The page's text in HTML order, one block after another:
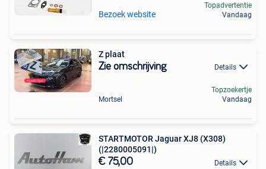
Bezoek website
Topadvertentie
Vandaag
Z plaat
Zie omschrijving Details
Mortsel
Topzoekertje
Vandaag
STARTMOTOR Jaguar XJ8 (X308)
(|2280005091|)
€ 75,00 Details